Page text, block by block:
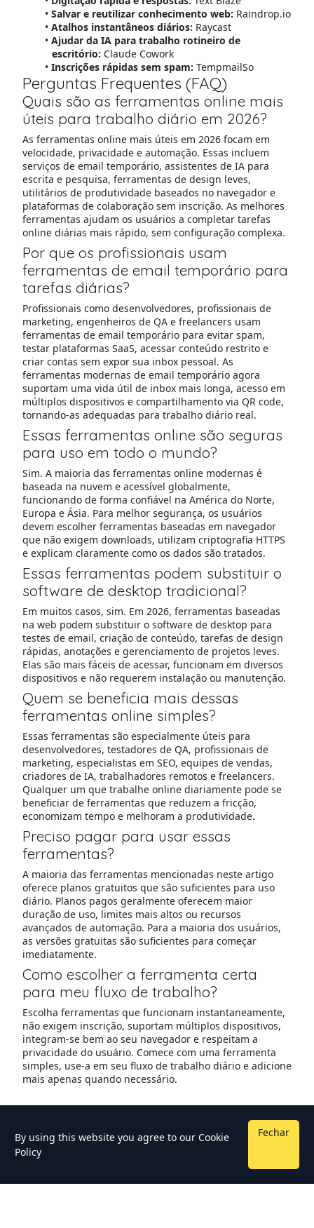
Salvar e reutilizar conhecimento web: Raindrop.io
Atalhos instantâneos diários: Raycast
Ajudar da IA para trabalho rotineiro de
escritório: Claude Cowork
Inscrições rápidas sem spam: TempmailSo
Perguntas Frequentes (FAQ)
Quais são as ferramentas online mais
úteis para trabalho diário em 2026?
As ferramentas online mais úteis em 2026 focam em
velocidade, privacidade e automação. Essas incluem
serviços de email temporário, assistentes de IA para
escrita e pesquisa, ferramentas de design leves,
utilitários de produtividade baseados no navegador e
plataformas de colaboração sem inscrição. As melhores
ferramentas ajudam os usuários a completar tarefas
online diárias mais rápido, sem configuração complexa.
Por que os profissionais usam
ferramentas de email temporário para
tarefas diárias?
Profissionais como desenvolvedores, profissionais de
marketing, engenheiros de QA e freelancers usam
ferramentas de email temporário para evitar spam,
testar plataformas SaaS, acessar conteúdo restrito e
criar contas sem expor sua inbox pessoal. As
ferramentas modernas de email temporário agora
suportam uma vida útil de inbox mais longa, acesso em
múltiplos dispositivos e compartilhamento via QR code,
tornando-as adequadas para trabalho diário real.
Essas ferramentas online são seguras
para uso em todo o mundo?
Sim. A maioria das ferramentas online modernas é
baseada na nuvem e acessível globalmente,
funcionando de forma confiável na América do Norte,
Europa e Ásia. Para melhor segurança, os usuários
devem escolher ferramentas baseadas em navegador
que não exigem downloads, utilizam criptografia HTTPS
e explicam claramente como os dados são tratados.
Essas ferramentas podem substituir o
software de desktop tradicional?
Em muitos casos, sim. Em 2026, ferramentas baseadas
na web podem substituir o software de desktop para
testes de email, criação de conteúdo, tarefas de design
rápidas, anotações e gerenciamento de projetos leves.
Elas são mais fáceis de acessar, funcionam em diversos
dispositivos e não requerem instalação ou manutenção.
Quem se beneficia mais dessas
ferramentas online simples?
Essas ferramentas são especialmente úteis para
desenvolvedores, testadores de QA, profissionais de
marketing, especialistas em SEO, equipes de vendas,
criadores de IA, trabalhadores remotos e freelancers.
Qualquer um que trabalhe online diariamente pode se
beneficiar de ferramentas que reduzem a fricção,
economizam tempo e melhoram a produtividade.
Preciso pagar para usar essas
ferramentas?
A maioria das ferramentas mencionadas neste artigo
oferece planos gratuitos que são suficientes para uso
diário. Planos pagos geralmente oferecem maior
duração de uso, limites mais altos ou recursos
avançados de automação. Para a maioria dos usuários,
as versões gratuitas são suficientes para começar
imediatamente.
Como escolher a ferramenta certa
para meu fluxo de trabalho?
Escolha ferramentas que funcionam instantaneamente,
não exigem inscrição, suportam múltiplos dispositivos,
integram-se bem ao seu navegador e respeitam a
privacidade do usuário. Comece com uma ferramenta
simples, use-a em seu fluxo de trabalho diário e adicione
mais apenas quando necessário.
By using this website you agree to our Cookie
Policy
Fechar